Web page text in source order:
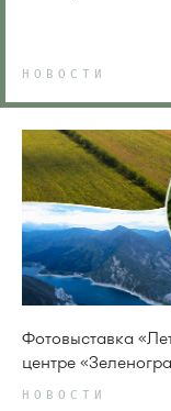
НОВОСТИ
Фотовыставка
центре
НОВОСТИ